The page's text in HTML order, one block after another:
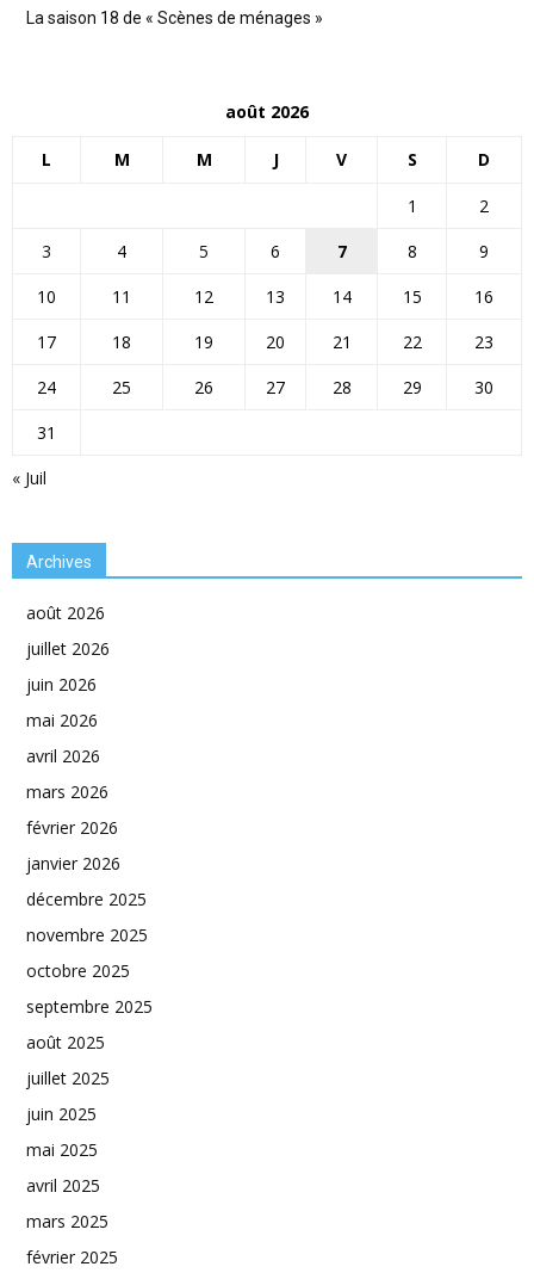
La saison 18 de « Scènes de ménages »
août 2026
L M M J V S D
« Juil
1
2
3
4 5 6 7 8
9
10
11 12 13 14 15
16
17
18 19 20 21 22
23
24
25 26 27 28 29
30
31
Archives
août 2026
juillet 2026
juin 2026
mai 2026
avril 2026
mars 2026
février 2026
janvier 2026
décembre 2025
novembre 2025
octobre 2025
septembre 2025
août 2025
juillet 2025
juin 2025
mai 2025
avril 2025
mars 2025
février 2025